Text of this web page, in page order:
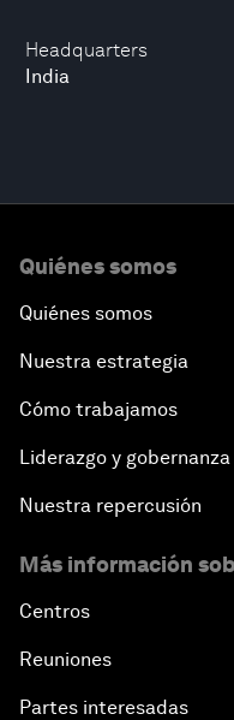
Headquarters
India
Quiénes somos
Quiénes somos
Nuestra estrategia
Cómo trabajamos
Liderazgo y gobernanza
Nuestra repercusión
Más información
Centros
Reuniones
Partes interesadas